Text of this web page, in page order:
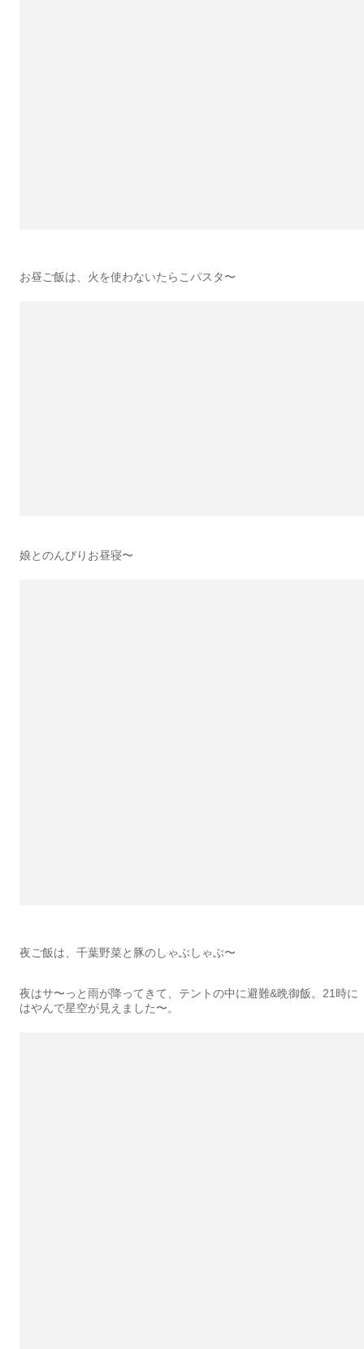
お昼ご飯は、火を使わないたらこパスタ〜
娘とのんびりお昼寝〜
夜ご飯は、千葉野菜と豚のしゃぶしゃぶ〜
夜はサ〜っと雨が降ってきて、テントの中に避難&晩御飯。21時に
はやんで星空が見えました〜。